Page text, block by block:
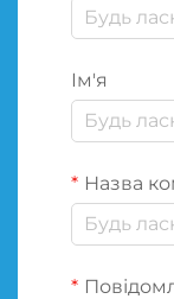
Ім'я
Назва